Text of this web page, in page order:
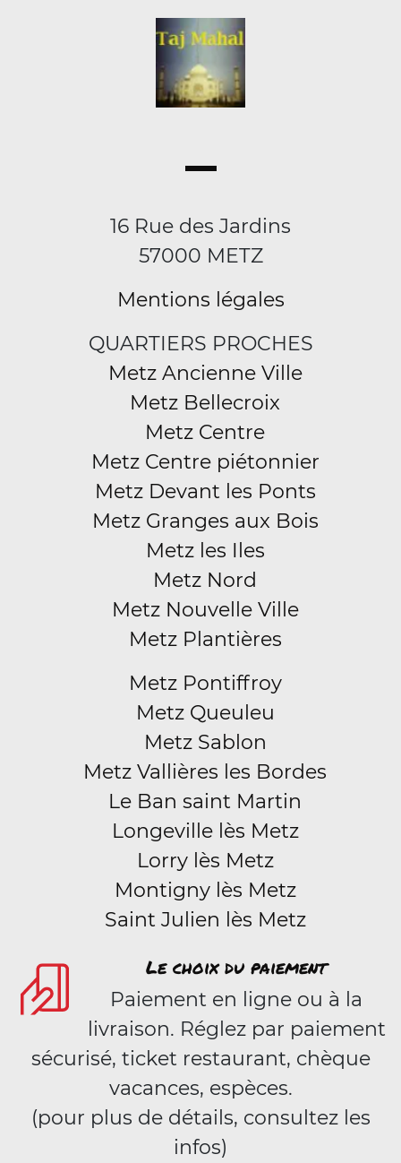
16 Rue des Jardins
57000 METZ
Mentions légales
QUARTIERS PROCHES
Metz Ancienne Ville
Metz Bellecroix
Metz Centre
Metz Centre piétonnier
Metz Devant les Ponts
Metz Granges aux Bois
Metz les Iles
Metz Nord
Metz Nouvelle Ville
Metz Plantières
Metz Pontiffroy
Metz Queuleu
Metz Sablon
Metz Vallières les Bordes
Le Ban saint Martin
Longeville lès Metz
Lorry lès Metz
Montigny lès Metz
Saint Julien lès Metz
Le choix du paiement
Paiement en ligne ou à la
livraison. Réglez par paiement
sécurisé, ticket restaurant, chèque
vacances, espèces.
(pour plus de détails, consultez les
infos)